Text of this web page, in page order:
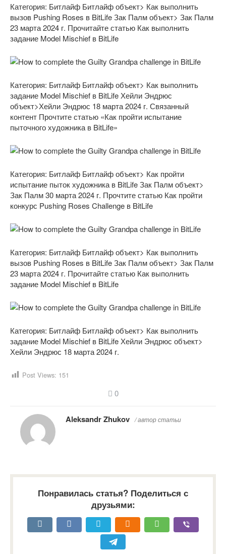
Категория: Битлайф Битлайф объект> Как выполнить
вызов Pushing Roses в BitLifeЗак Палм объект> Зак Палм
23 марта 2024 г. Прочитайте статью Как выполнить
задание Model Mischief в BitLife
Категория: Битлайф Битлайф объект> Как выполнить
задание Model Mischief в BitLife Хейли Эндрюс
объект>Хейли Эндрюс 18 марта 2024 г. Связанный
контент Прочтите статью «Как пройти испытание
пыточного художника в BitLife»
Категория: Битлайф Битлайф объект> Как пройти
испытание пыток художника в BitLifeЗак Палм объект>
Зак Палм 30 марта 2024 г. Прочтите статью Как пройти
конкурс Pushing Roses Challenge в BitLife
Категория: Битлайф Битлайф объект> Как выполнить
вызов Pushing Roses в BitLifeЗак Палм объект> Зак Палм
23 марта 2024 г. Прочитайте статью Как выполнить
задание Model Mischief в BitLife
Категория: Битлайф Битлайф объект> Как выполнить
задание Model Mischief в BitLife Хейли Эндрюс объект>
Хейли Эндрюс 18 марта 2024 г.
Post Views: 151
0
Aleksandr Zhukov / автор статьи
Понравилась статья? Поделиться с
друзьями: